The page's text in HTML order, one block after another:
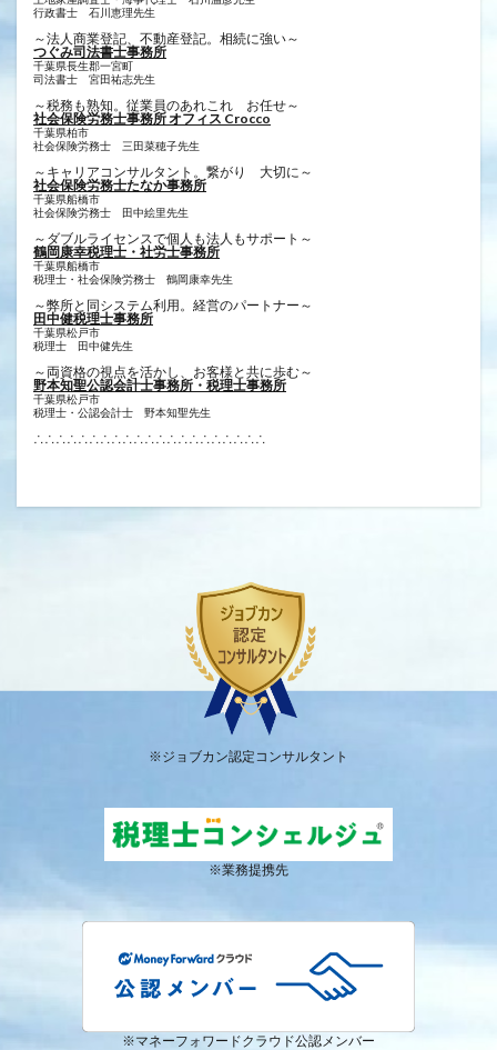
行政書士 ​石川恵理先生
～法人商業登記、不動産登記。相続に強い～
つぐみ司法書士事務所
千葉県長生郡一宮町
司法書士 宮田祐志先生
～税務も熟知。従業員のあれこれ お任せ～
社会保険労務士事務所 オフィス Crocco
千葉県柏市
社会保険労務士 三田菜穂子先生
～キャリアコンサルタント。繋がり 大切に～
社会保険労務士たなか事務所
千葉県船橋市
社会保険労務士 田中絵里先生
～ダブルライセンスで個人も法人もサポート～
鶴岡康幸税理士・社労士事務所
千葉県船橋市
税理士・社会保険労務士 鶴岡康幸先生
～弊所と同システム利用。経営のパートナー～
田中健税理士事務所
千葉県松戸市
税理士 田中健先生
～両資格の視点を活かし、お客様と共に歩む～
野本知聖公認会計士事務所・税理士事務所
千葉県松戸市
税理士・公認会計士 野本知聖先生
∴∴∴∴∴∴∴∴∴∴∴∴∴∴∴∴∴∴∴∴∴
※ジョブカン認定コンサルタント
※業務提携先
※マネーフォワードクラウド公認メンバー